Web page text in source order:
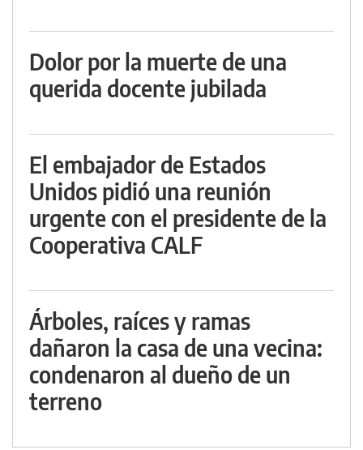
Dolor por la muerte de una
querida docente jubilada
El embajador de Estados
Unidos pidió una reunión
urgente con el presidente de la
Cooperativa CALF
Árboles, raíces y ramas
dañaron la casa de una vecina:
condenaron al dueño de un
terreno